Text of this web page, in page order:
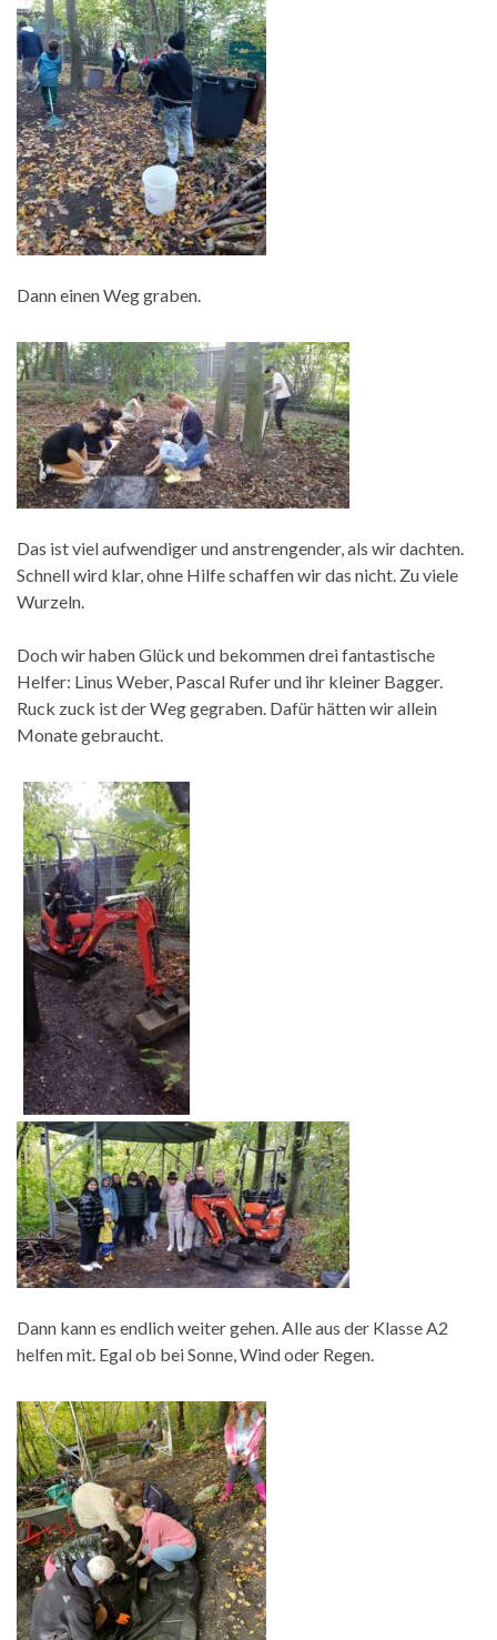
Dann einen Weg graben.
Das ist viel aufwendiger und anstrengender, als wir dachten.
Schnell wird klar, ohne Hilfe schaffen wir das nicht. Zu viele
Wurzeln.
Doch wir haben Glück und bekommen drei fantastische
Helfer: Linus Weber, Pascal Rufer und ihr kleiner Bagger.
Ruck zuck ist der Weg gegraben. Dafür hätten wir allein
Monate gebraucht.
Dann kann es endlich weiter gehen. Alle aus der Klasse A2
helfen mit. Egal ob bei Sonne, Wind oder Regen.